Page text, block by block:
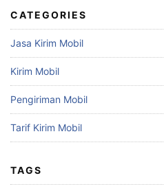
CATEGORIES
Jasa Kirim Mobil
Kirim Mobil
Pengiriman Mobil
Tarif Kirim Mobil
TAGS